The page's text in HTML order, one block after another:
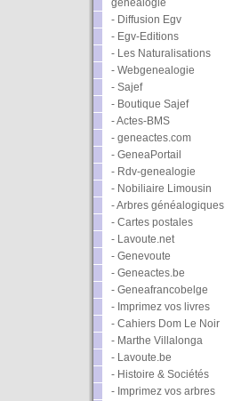
généalogie
- Diffusion Egv
- Egv-Editions
- Les Naturalisations
- Webgenealogie
- Sajef
- Boutique Sajef
- Actes-BMS
- geneactes.com
- GeneaPortail
- Rdv-genealogie
- Nobiliaire Limousin
- Arbres généalogiques
- Cartes postales
- Lavoute.net
- Genevoute
- Geneactes.be
- Geneafrancobelge
- Imprimez vos livres
- Cahiers Dom Le Noir
- Marthe Villalonga
- Lavoute.be
- Histoire & Sociétés
- Imprimez vos arbres